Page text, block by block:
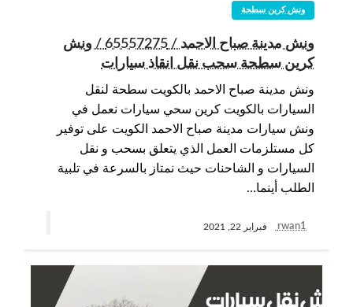
ونش كرين سطحة
ونش مدينة صباح الاحمد / 65557275 / ونش
كرين سطحة سحب نقل انقاذ سيارات
ونش مدينة صباح الاحمد بالكويت سطحة لنقل
السيارات بالكويت كرين سحي سيارات نعمل في
ونش سيارات مدينة صباح الاحمد الكويت على توفير
كل مستلزمات العمل الذي يتعلق بسحب و نقل
السيارات و الشاحنات حيث نمتاز بالسرعة في تلبية
الطلب أينما…
rwan1 فبراير 22, 2021